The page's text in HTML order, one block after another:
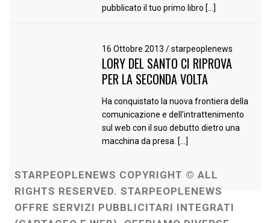
pubblicato il tuo primo libro […]
16 Ottobre 2013/ starpeoplenews
LORY DEL SANTO CI RIPROVA
PER LA SECONDA VOLTA
Ha conquistato la nuova frontiera della
comunicazione e dell’intrattenimento
sul web con il suo debutto dietro una
macchina da presa. […]
STARPEOPLENEWS COPYRIGHT © ALL
RIGHTS RESERVED. STARPEOPLENEWS
OFFRE SERVIZI PUBBLICITARI INTEGRATI